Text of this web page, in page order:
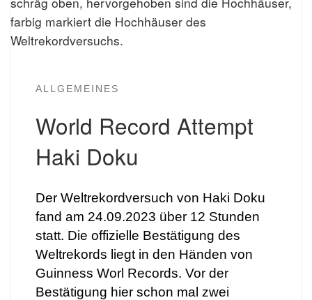
ALLGEMEINES
World Record Attempt
Haki Doku
Der Weltrekordversuch von Haki Doku
fand am 24.09.2023 über 12 Stunden
statt. Die offizielle Bestätigung des
Weltrekords liegt in den Händen von
Guinness Worl Records. Vor der
Bestätigung hier schon mal zwei